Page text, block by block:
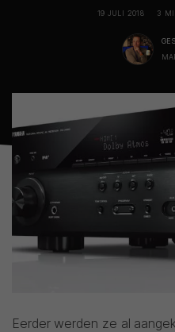
19 JULI 2018 3
Eerder werden ze al